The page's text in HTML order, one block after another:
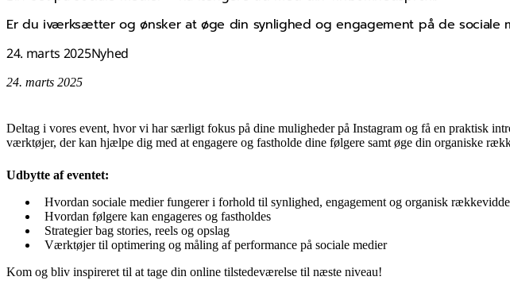
Er du iværksætter og ønsker at øge din synlighed og engagement på de sociale
24. marts 2025Nyhed
24. marts 2025
Deltag i vores event, hvor vi har særligt fokus på dine muligheder på Instagram og få en praktisk
værktøjer, der kan hjælpe dig med at engagere og fastholde dine følgere samt øge din organiske
Udbytte af eventet:
Hvordan sociale medier fungerer i forhold til synlighed, engagement og organisk rækkevidde
Hvordan følgere kan engageres og fastholdes
Strategier bag stories, reels og opslag
Værktøjer til optimering og måling af performance på sociale medier
Kom og bliv inspireret til at tage din online tilstedeværelse til næste niveau!